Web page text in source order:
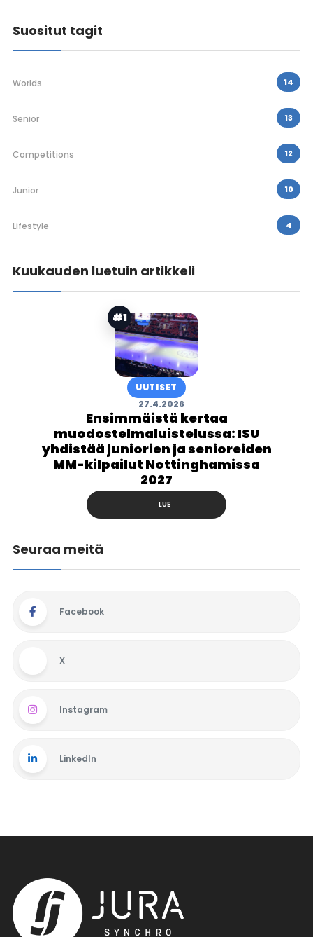
Suositut tagit
Worlds 14
Senior 13
Competitions 12
Junior 10
Lifestyle 4
Kuukauden luetuin artikkeli
#1
UUTISET
27.4.2026
Ensimmäistä kertaa
muodostelmaluistelussa: ISU
yhdistää juniorien ja senioreiden
MM-kilpailut Nottinghamissa
2027
LUE
Seuraa meitä
Facebook
X
Instagram
LinkedIn